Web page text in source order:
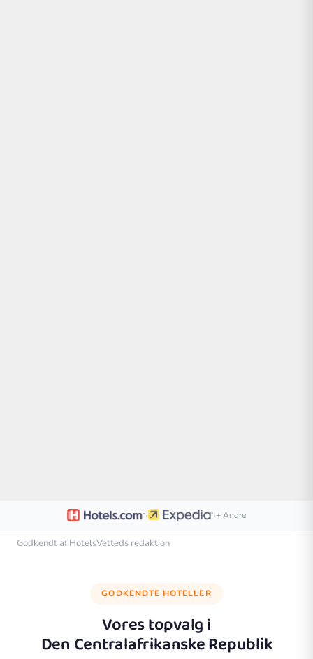
· ·+ Andre
Godkendt af HotelsVetteds redaktion
GODKENDTE HOTELLER
Vores topvalg i
Den Centralafrikanske Republik